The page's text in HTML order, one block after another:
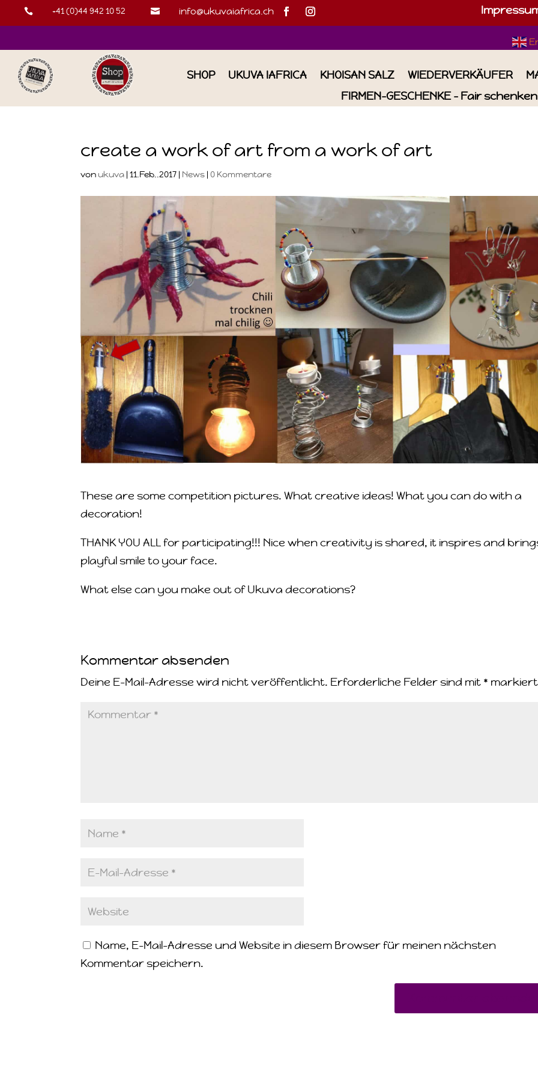
 +41 (0)44 942 10 52  info@ukuvaiafrica.ch
SHOP UKUVA IAFRICA KHOISAN SALZ WIEDERVERKÄUFER
FIRMEN-GESCHENKE – Fair
create a work of art from a work of art
vonukuva |11.Feb..2017 | News |0 Kommentare
These are some competition pictures. What creative ideas! What you can do with a
decoration!
THANK YOU ALL for participating!!! Nice when creativity is shared, it inspires and
playful smile to your face.
What else can you make out of Ukuva decorations?
Kommentar absenden
Deine E-Mail-Adresse wird nicht veröffentlicht. Erforderliche Felder sind mit * markiert
Name, E-Mail-Adresse und Website in diesem Browser für meinen nächsten
Kommentar speichern.